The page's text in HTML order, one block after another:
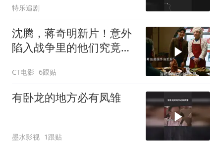
特乐追剧
沈腾，蒋奇明新片！意外
陷入战争里的他们究竟该
CT电影 6跟贴
有卧龙的地方必有凤雏
墨水影视 1跟贴